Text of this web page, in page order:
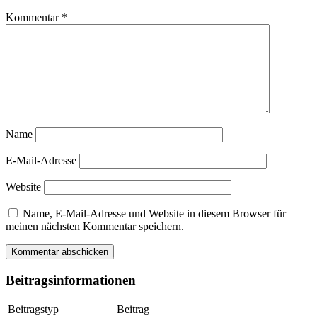
Kommentar *
Name
E-Mail-Adresse
Website
Name, E-Mail-Adresse und Website in diesem Browser für
meinen nächsten Kommentar speichern.
Beitragsinformationen
Beitragstyp
Beitrag